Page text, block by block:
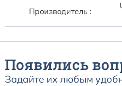
Производитель :
Появились
Задайте их любым